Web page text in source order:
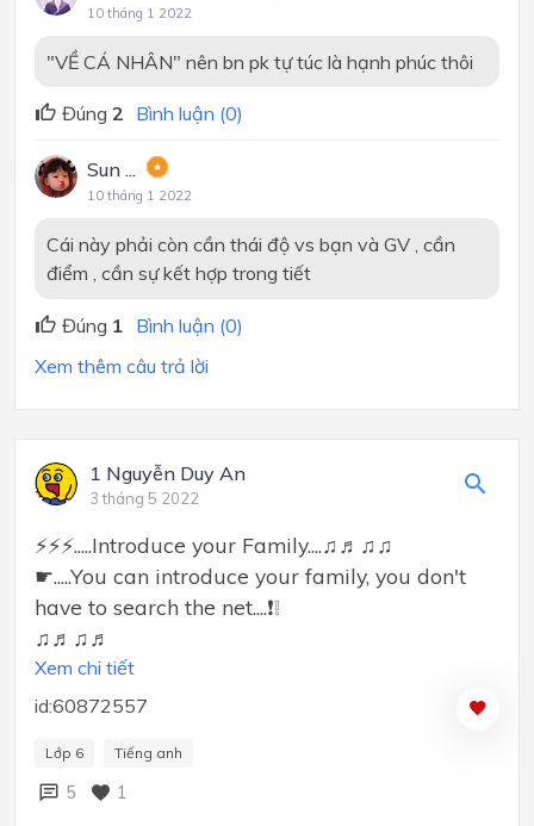
10 tháng 1 2022
"VỀ CÁ NHÂN" nên bn pk tự túc là hạnh phúc thôi
Đúng 2 Bình luận (0)
Sun ...
10 tháng 1 2022
Cái này phải còn cần thái độ vs bạn và GV , cần
điểm , cần sự kết hợp trong tiết
Đúng 1 Bình luận (0)
Xem thêm câu trả lời
1 Nguyễn Duy An
3 tháng 5 2022
⚡⚡⚡.....Introduce your Family....♫♬♫♫
☛.....You can introduce your family, you don't
have to search the net....❗❕
♫♬♫♬
Xem chi tiết
id:60872557
Lớp 6 Tiếng anh
5 1